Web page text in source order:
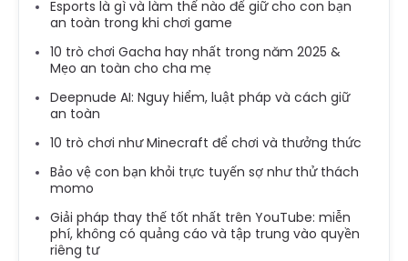
Esports là gì và làm thế nào để giữ cho con bạn
an toàn trong khi chơi game
10 trò chơi Gacha hay nhất trong năm 2025 &
Mẹo an toàn cho cha mẹ
Deepnude AI: Nguy hiểm, luật pháp và cách giữ
an toàn
10 trò chơi như Minecraft để chơi và thưởng thức
Bảo vệ con bạn khỏi trực tuyến sợ như thử thách
momo
Giải pháp thay thế tốt nhất trên YouTube: miễn
phí, không có quảng cáo và tập trung vào quyền
riêng tư